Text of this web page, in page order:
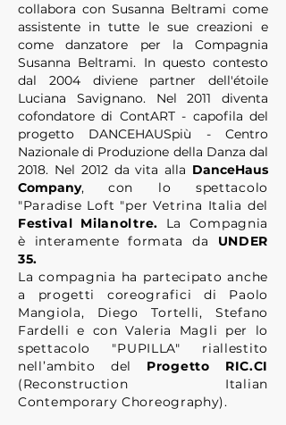
collabora con Susanna Beltrami come
assistente in tutte le sue creazioni e
come danzatore per la Compagnia
Susanna Beltrami. In questo contesto
dal 2004 diviene partner dell'étoile
Luciana Savignano. Nel 2011 diventa
cofondatore di ContART - capofila del
progetto DANCEHAUSpiù - Centro
Nazionale di Produzione della Danza dal
2018. Nel 2012 da vita alla DanceHaus
Company,con lo spettacolo
"Paradise Loft "per Vetrina Italia del
Festival Milanoltre. La Compagnia
è interamente formata da UNDER
35.
La compagnia ha partecipato anche
a progetti coreografici di Paolo
Mangiola, Diego Tortelli, Stefano
Fardelli e con Valeria Magli per lo
spettacolo "PUPILLA" riallestito
nell’ambito del
Progetto RIC.CI
(Reconstruction Italian
Contemporary Choreography).